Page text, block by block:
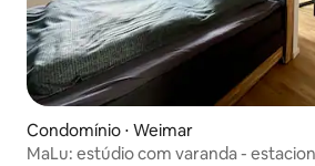
Condomínio ⋅ Weimar
MaLu: estúdio com varanda -